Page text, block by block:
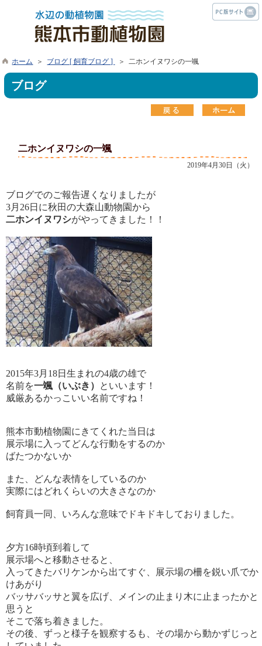
ホーム ＞ ブログ [ 飼育ブログ ] ＞ 二ホンイヌワシの一颯
ブログ
二ホンイヌワシの一颯
2019年4月30日（火）
ブログでのご報告遅くなりましたが
3月26日に秋田の大森山動物園から
二ホンイヌワシがやってきました！！
2015年3月18日生まれの4歳の雄で
名前を一颯（いぶき）
といいます！
威厳あるかっこいい名前ですね！
熊本市動植物園にきてくれた当日は
展示場に入ってどんな行動をするのか
ばたつかないか
また、どんな表情をしているのか
実際にはどれくらいの大きさなのか
飼育員一同、いろんな意味でドキドキしておりました。
夕方16時頃到着して
展示場へと移動させると、
入ってきたバリケンから出てすぐ、展示場の柵を鋭い爪でか
けあがり
バッサバッサと翼を広げ、メインの止まり木に止まったかと
思うと
そこで落ち着きました。
その後、ずっと様子を観察するも、その場から動かずじっと